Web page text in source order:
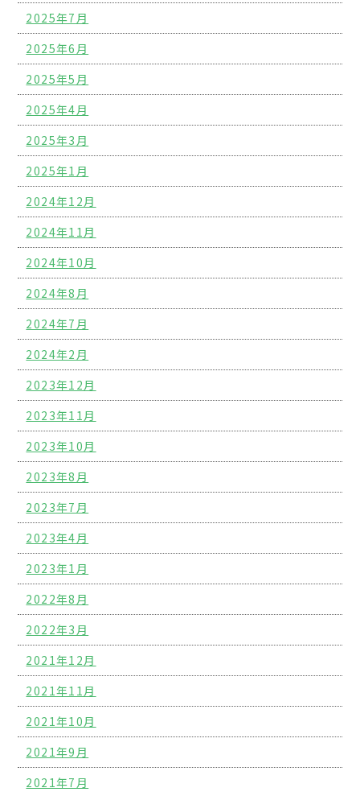
2025年7月
2025年6月
2025年5月
2025年4月
2025年3月
2025年1月
2024年12月
2024年11月
2024年10月
2024年8月
2024年7月
2024年2月
2023年12月
2023年11月
2023年10月
2023年8月
2023年7月
2023年4月
2023年1月
2022年8月
2022年3月
2021年12月
2021年11月
2021年10月
2021年9月
2021年7月